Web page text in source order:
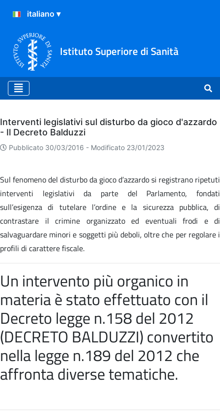
Istituto Superiore di Sanità
Archivio
Interventi legislativi sul disturbo da gioco d'azzardo
- Il Decreto Balduzzi
Pubblicato 30/03/2016 - Modificato 23/01/2023
Sul fenomeno del disturbo da gioco d’azzardo si registrano ripetuti
interventi legislativi da parte del Parlamento, fondati
sull’esigenza di tutelare l’ordine e la sicurezza pubblica, di
contrastare il crimine organizzato ed eventuali frodi e di
salvaguardare minori e soggetti più deboli, oltre che per regolare i
profili di carattere fiscale.
Un intervento più organico in
materia è stato effettuato con il
Decreto legge n.158 del 2012
(DECRETO BALDUZZI) convertito
nellalegge n.189 del 2012 che
affronta diverse tematiche.